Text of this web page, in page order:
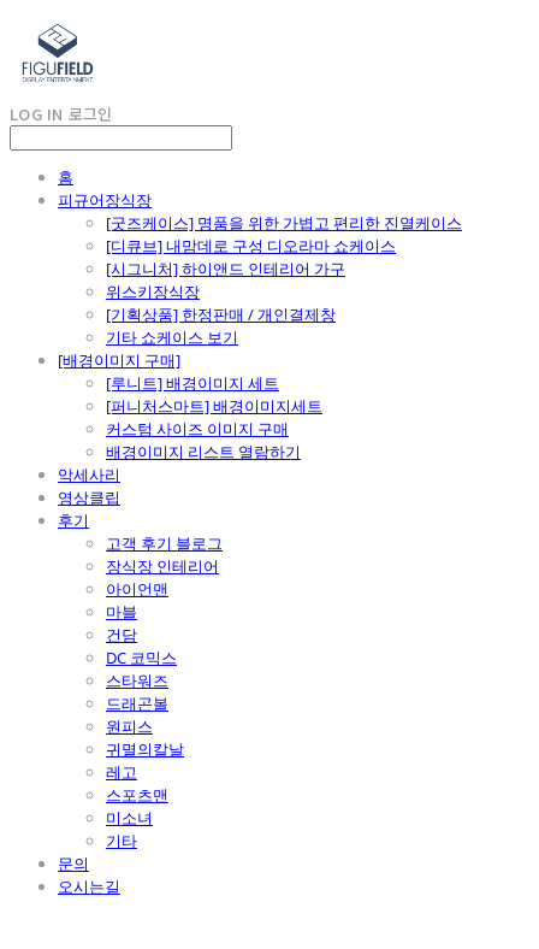
LOG IN 로그인
홈
피규어장식장
[굿즈케이스] 명품을 위한 가볍고 편리한 진열케이스
[디큐브] 내맘데로 구성 디오라마 쇼케이스
[시그니처] 하이앤드 인테리어 가구
위스키장식장
[기획상품] 한정판매 / 개인결제창
기타 쇼케이스 보기
[배경이미지 구매]
[루니트] 배경이미지 세트
[퍼니처스마트] 배경이미지세트
커스텀 사이즈 이미지 구매
배경이미지 리스트 열람하기
악세사리
영상클립
후기
고객 후기 블로그
장식장 인테리어
아이언맨
마블
건담
DC 코믹스
스타워즈
드래곤볼
원피스
귀멸의칼날
레고
스포츠맨
미소녀
기타
문의
오시는길